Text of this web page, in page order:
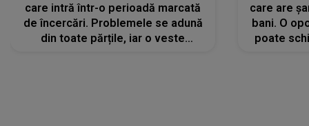
care intră într-o perioadă marcată
de încercări. Problemele se adună
din toate părțile, iar o veste
care are
bani. O
poate